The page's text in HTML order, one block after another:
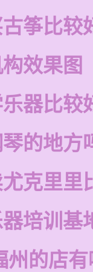
筝比较
效果图
器比较
的地方
克里里
培训基
州的店